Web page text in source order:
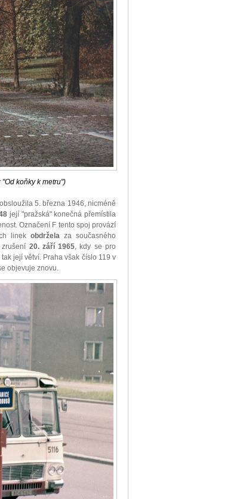
koňky k metru")
5. března 1946, nicméně
její "pražská" konečná přemístila
Označení F tento spoj provází
linekobdržela za současného
20. září 1965, kdy se pro
její větví. Praha však číslo 119 v
objevuje znovu.